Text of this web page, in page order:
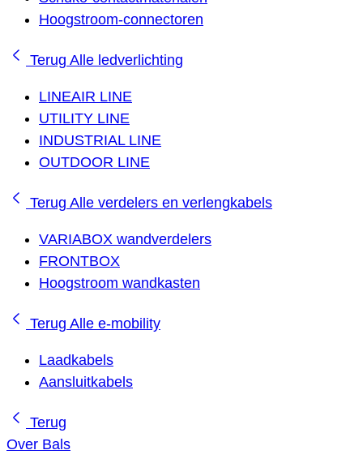
Hoogstroom-connectoren
Terug Alle ledverlichting
LINEAIR LINE
UTILITY LINE
INDUSTRIAL LINE
OUTDOOR LINE
Terug Alle verdelers en verlengkabels
VARIABOX wandverdelers
FRONTBOX
Hoogstroom wandkasten
Terug Alle e-mobility
Laadkabels
Aansluitkabels
Terug
Over Bals